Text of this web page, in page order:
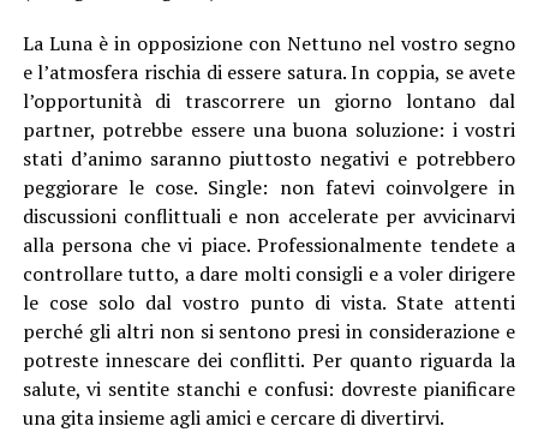
La Luna è in opposizione con Nettuno nel vostro segno
e l’atmosfera rischia di essere satura. In coppia, se avete
l’opportunità di trascorrere un giorno lontano dal
partner, potrebbe essere una buona soluzione: i vostri
stati d’animo saranno piuttosto negativi e potrebbero
peggiorare le cose. Single: non fatevi coinvolgere in
discussioni conflittuali e non accelerate per avvicinarvi
alla persona che vi piace. Professionalmente tendete a
controllare tutto, a dare molti consigli e a voler dirigere
le cose solo dal vostro punto di vista. State attenti
perché gli altri non si sentono presi in considerazione e
potreste innescare dei conflitti. Per quanto riguarda la
salute, vi sentite stanchi e confusi: dovreste pianificare
una gita insieme agli amici e cercare di divertirvi.